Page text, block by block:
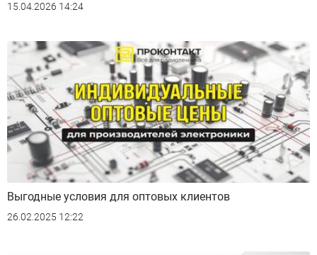
15.04.2026 14:24
Выгодные условия для оптовых клиентов
26.02.2025 12:22